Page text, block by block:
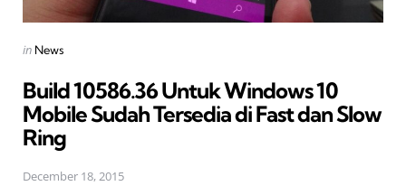
Posted
in News
Build 10586.36 Untuk Windows 10
Mobile Sudah Tersedia di Fast dan Slow
Ring
December 18, 2015